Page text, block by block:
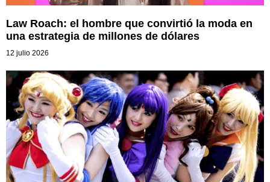
Law Roach: el hombre que convirtió la moda en
una estrategia de millones de dólares
12 julio 2026